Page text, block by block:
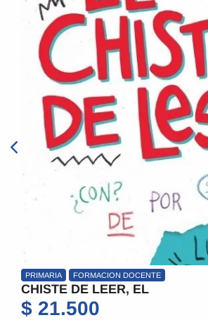
PRIMARIA FORMACION DOCENTE
CHISTE DE LEER, EL
$ 21.500